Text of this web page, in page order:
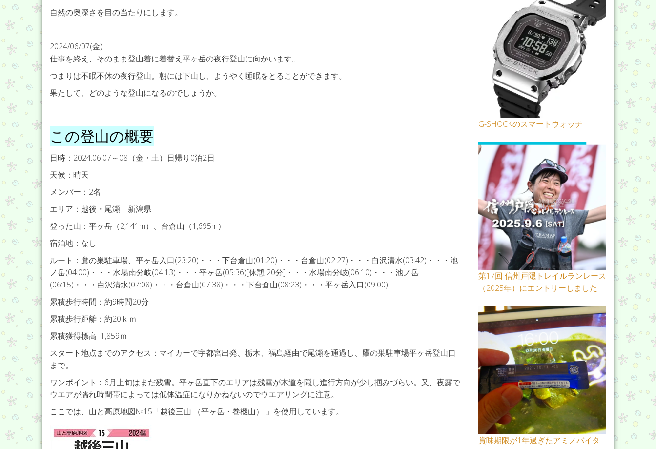
自然の奥深さを目の当たりにします。
2024/06/07(金)
仕事を終え、そのまま登山着に着替え平ヶ岳の夜行登山に向かいます。
つまりは不眠不休の夜行登山。朝には下山し、ようやく睡眠をとることができます。
果たして、どのような登山になるのでしょうか。
この登山の概要
日時：2024.06.07～08（金・土）日帰り0泊2日
天候：晴天
メンバー：2名
エリア：越後・尾瀬 新潟県
登った山：平ヶ岳（2,141m）、台倉山（1,695m）
宿泊地：なし
ルート：鷹の巣駐車場、平ヶ岳入口(23:20)・・・下台倉山(01:20)・・・台倉山(02:27)・・・白沢清水(03:42)・・・池
ノ岳(04:00)・・・水場南分岐(04:13)・・・平ヶ岳(05:36)[休憩 20分]・・・水場南分岐(06:10)・・・池ノ岳
(06:15)・・・白沢清水(07:08)・・・台倉山(07:38)・・・下台倉山(08:23)・・・平ヶ岳入口(09:00)
累積歩行時間：約9時間20分
累積歩行距離：約20ｋｍ
累積獲得標高 1,859ｍ
スタート地点までのアクセス：マイカーで宇都宮出発、栃木、福島経由で尾瀬を通過し、鷹の巣駐車場平ヶ岳登山口
まで。
ワンポイント：6月上旬はまだ残雪。平ヶ岳直下のエリアは残雪が木道を隠し進行方向が少し掴みづらい。又、夜露で
ウエアが濡れ時間帯によっては低体温症になりかねないのでウエアリングに注意。
ここでは、山と高原地図№15「越後三山 （平ヶ岳・巻機山） 」を使用しています。
G-SHOCKのスマートウォッチ
第17回 信州戸隠トレイルランレース
（2025年）にエントリーしました
賞味期限が1年過ぎたアミノバイタ